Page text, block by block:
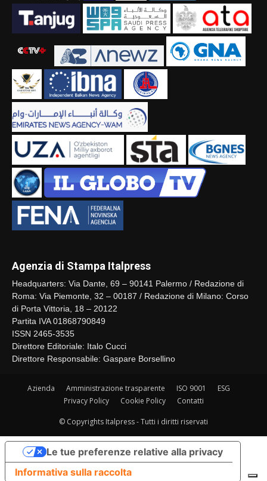
Agenzia di Stampa Italpress
Headquarters: Via Dante, 69 – 90141 Palermo / Redazione di
Roma: Via Piemonte, 32 – 00187 / Redazione di Milano: Corso
di Porta Vittoria, 18 – 20122
Partita IVA 01868790849
ISSN 2465-3535
Direttore Editoriale: Italo Cucci
Direttore Responsabile: Gaspare Borsellino
Azienda Amministrazione trasparente ISO 9001
ESG
Privacy Policy
Cookie Policy Contatti
© Copyrights Italpress - Tutti i diritti riservati
Informativa sulla raccolta
Le tue preferenze relative alla privacy